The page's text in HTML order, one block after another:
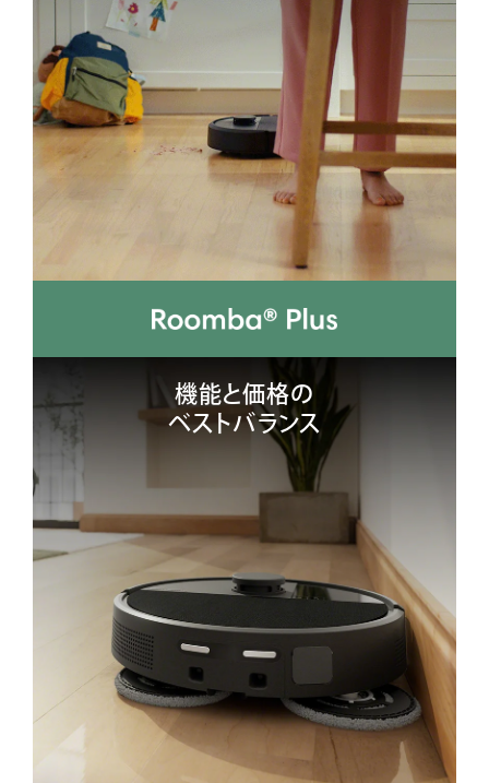
機能と価格の
ベストバランス